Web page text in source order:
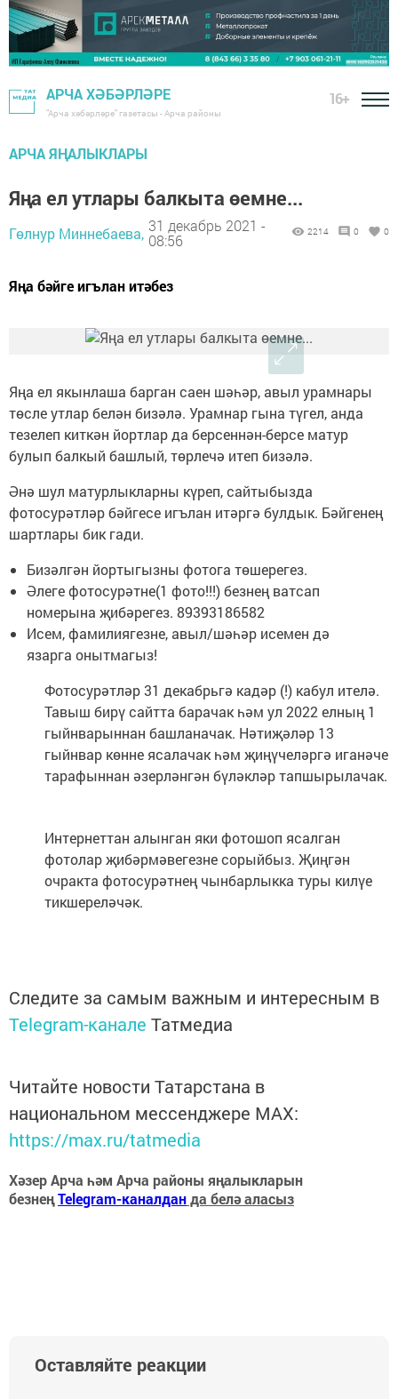
АРЧА ХӘБӘРЛӘРЕ
"Арча хәбәрләре" газетасы - Арча районы
16+
АРЧА ЯҢАЛЫКЛАРЫ
Яңа ел утлары балкыта өемне...
Гөлнур Миннебаева, 31 декабрь 2021 -
08:56
2214 0 0
Яңа бәйге игълан итәбез
Яңа ел якынлаша барган саен шәһәр, авыл урамнары
төсле утлар белән бизәлә. Урамнар гына түгел, анда
тезелеп киткән йортлар да берсеннән-берсе матур
булып балкый башлый, төрлечә итеп бизәлә.
Әнә шул матурлыкларны күреп, сайтыбызда
фотосурәтләр бәйгесе игълан итәргә булдык. Бәйгенең
шартлары бик гади.
Бизәлгән йортыгызны фотога төшерегез.
Әлеге фотосурәтне(1 фото!!!) безнең ватсап
номерына җибәрегез. 89393186582
Исем, фамилиягезне, авыл/шәһәр исемен дә
язарга онытмагыз!
Фотосурәтләр 31 декабрьгә кадәр (!) кабул ителә.
Тавыш бирү сайтта барачак һәм ул 2022 елның 1
гыйнварыннан башланачак. Нәтиҗәләр 13
гыйнвар көнне ясалачак һәм җиңүчеләргә иганәче
тарафыннан әзерләнгән бүләкләр тапшырылачак.
Интернеттан алынган яки фотошоп ясалган
фотолар җибәрмәвегезне сорыйбыз. Җиңгән
очракта фотосурәтнең чынбарлыкка туры килүе
тикшереләчәк.
Следите за самым важным и интересным в
Telegram-канале Татмедиа
Читайте новости Татарстана в
национальном мессенджере MАХ:
https://max.ru/tatmedia
Хәзер Арча һәм Арча районы яңалыкларын
безнеңTelegram-каналданда белә аласыз
Оставляйте реакции